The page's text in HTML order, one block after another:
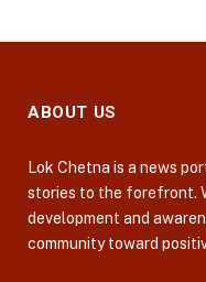
ABOUT US
Lok Chetna is a news
stories to the forefront.
development and
community toward